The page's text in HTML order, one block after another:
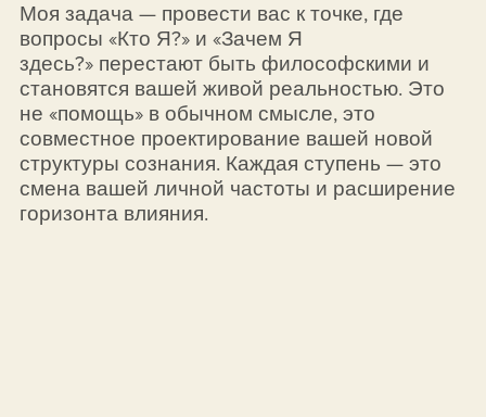
Моя задача — провести вас к точке, где
вопросы «Кто Я?» и «Зачем Я
здесь?» перестают быть философскими и
становятся вашей живой реальностью. Это
не «помощь» в обычном смысле, это
совместное проектирование вашей новой
структуры сознания. Каждая ступень — это
смена вашей личной частоты и расширение
горизонта влияния.